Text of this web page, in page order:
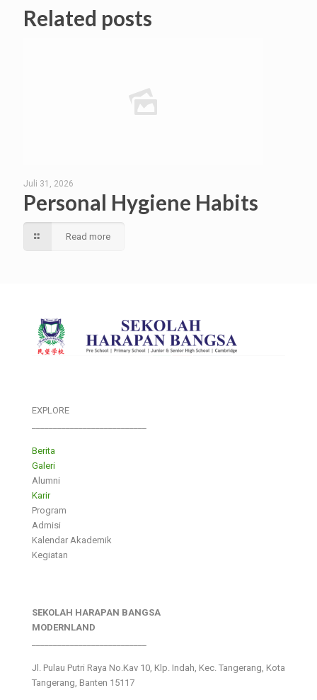
Related posts
Juli 31, 2026
Personal Hygiene Habits
Read more
EXPLORE
Berita
Galeri
Alumni
Karir
Program
Admisi
Kalendar Akademik
Kegiatan
SEKOLAH HARAPAN BANGSA
MODERNLAND
Jl. Pulau Putri Raya No.Kav 10, Klp. Indah, Kec. Tangerang, Kota
Tangerang, Banten 15117